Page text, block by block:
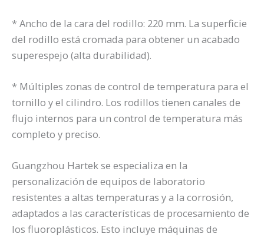
* Ancho de la cara del rodillo: 220 mm. La superficie
del rodillo está cromada para obtener un acabado
superespejo (alta durabilidad).
* Múltiples zonas de control de temperatura para el
tornillo y el cilindro. Los rodillos tienen canales de
flujo internos para un control de temperatura más
completo y preciso.
Guangzhou Hartek se especializa en la
personalización de equipos de laboratorio
resistentes a altas temperaturas y a la corrosión,
adaptados a las características de procesamiento de
los fluoroplásticos. Esto incluye máquinas de